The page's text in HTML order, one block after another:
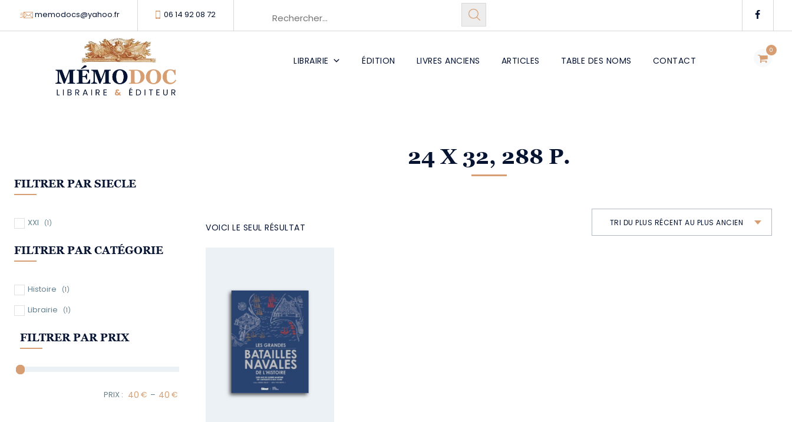
memodocs@yahoo.fr 06 14 92 08 72
0
LIBRAIRIE ÉDITION LIVRES ANCIENS ARTICLES TABLE DES NOMS CONTACT
24 X 32, 288 P.
VOICI LE SEUL RÉSULTAT TRI DU PLUS RÉCENT AU PLUS ANCIEN
FILTRER PAR SIECLE
XXI (1)
FILTRER PAR CATÉGORIE
Histoire (1)
Librairie (1)
FILTRER PAR PRIX
Minimum Price
–
Maximum Price